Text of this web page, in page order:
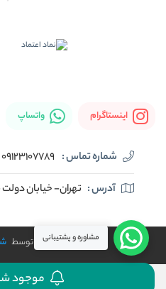
اینستاگرام واتساپ
شماره تماس : 09123107789
آدرس : تهران- خیابان دولت
طراحی و توسعه توسط
مشاوره و پشتیبانی